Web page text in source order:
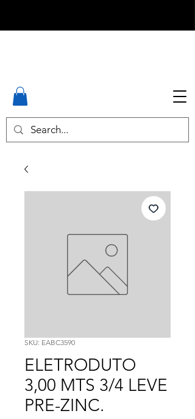
SKU: EABC3590
ELETRODUTO
3,00 MTS 3/4 LEVE
PRE-ZINC.